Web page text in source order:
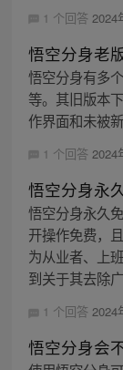
1 个回答 2024
悟空分身老
悟空分身有多
等。其旧版本
作界面和未被
1 个回答 2024
悟空分身永
悟空分身永久
开操作免费，
为从业者、上
到关于其去除
1 个回答 2024
悟空分身会